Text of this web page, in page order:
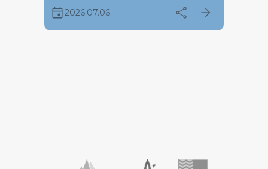
több, mint negyven fiatal versenyző
érkezett hét különböző vitorlásklubból.
Július első hetén a Kékszalag Port
event2026.07.06. share arrow_forward